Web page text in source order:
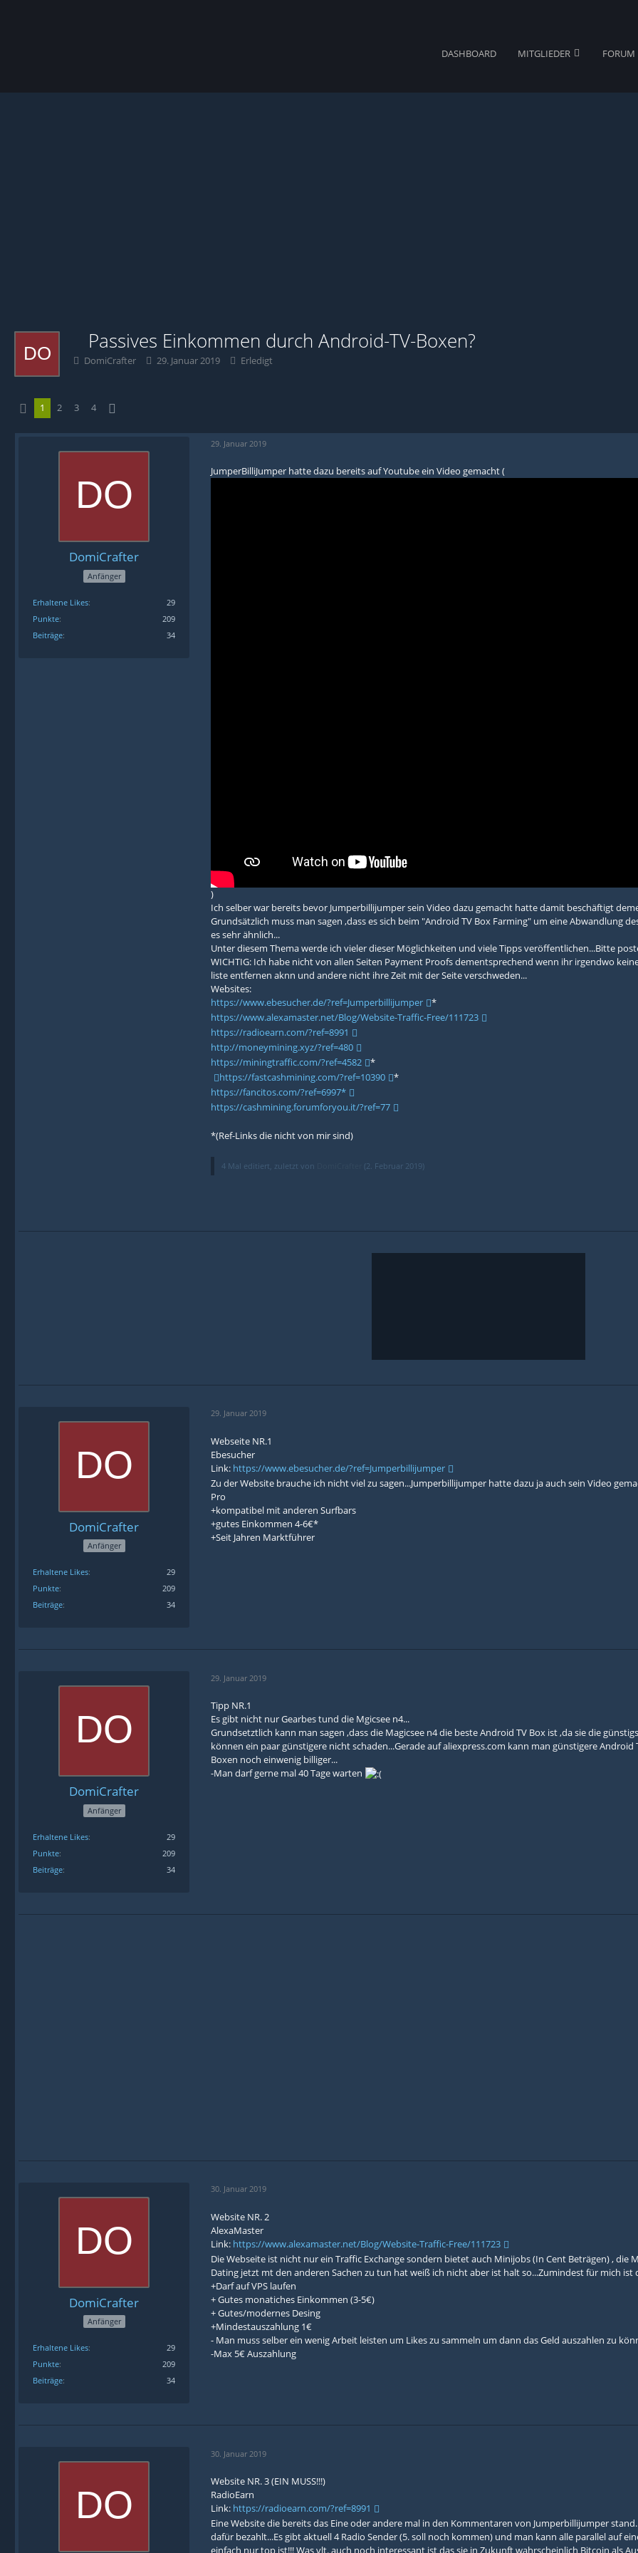
DASHBOARD MITGLIEDER FORUM
Passives Einkommen durch Android-TV-Boxen?
DomiCrafter 29. Januar 2019 Erledigt
1 2 3 4
DomiCrafter
Anfänger
Erhaltene Likes
29
Punkte
209
Beiträge
34
29. Januar 2019
JumperBilliJumper hatte dazu bereits auf Youtube ein Video gemacht (
)
Ich selber war bereits bevor Jumperbillijumper sein Video dazu gemacht hatte damit beschäftigt
Grundsätzlich muss man sagen ,dass es sich beim "Android TV Box Farming" um eine Abwandlung
es sehr ähnlich...
Unter diesem Thema werde ich vieler dieser Möglichkeiten und viele Tipps veröffentlichen...Bitte
WICHTIG: Ich habe nicht von allen Seiten Payment Proofs dementsprechend wenn ihr irgendwo
liste entfernen aknn und andere nicht ihre Zeit mit der Seite verschweden...
Websites:
https://www.ebesucher.de/?ref=Jumperbillijumper
*
https://www.alexamaster.net/Blog/Website-Traffic-Free/111723
https://radioearn.com/?ref=8991
http://moneymining.xyz/?ref=480
https://miningtraffic.com/?ref=4582
*
https://fastcashmining.com/?ref=10390
*
https://fancitos.com/?ref=6997*
https://cashmining.forumforyou.it/?ref=77
*(Ref-Links die nicht von mir sind)
4 Mal editiert, zuletzt von (2. Februar 2019)
DomiCrafter
Anfänger
Erhaltene Likes
29
Punkte
209
Beiträge
34
29. Januar 2019
Webseite NR.1
Ebesucher
Link: https://www.ebesucher.de/?ref=Jumperbillijumper
Zu der Website brauche ich nicht viel zu sagen...Jumperbillijumper hatte dazu ja auch sein Video
Pro
+kompatibel mit anderen Surfbars
+gutes Einkommen 4-6€*
+Seit Jahren Marktführer
DomiCrafter
Anfänger
Erhaltene Likes
29
Punkte
209
Beiträge
34
29. Januar 2019
Tipp NR.1
Es gibt nicht nur Gearbes tund die Mgicsee n4...
Grundsetztlich kann man sagen ,dass die Magicsee n4 die beste Android TV Box ist ,da sie die
können ein paar günstigere nicht schaden...Gerade auf aliexpress.com kann man günstigere
Boxen noch einwenig billiger...
-Man darf gerne mal 40 Tage warten
DomiCrafter
Anfänger
Erhaltene Likes
29
Punkte
209
Beiträge
34
30. Januar 2019
Website NR. 2
AlexaMaster
Link: https://www.alexamaster.net/Blog/Website-Traffic-Free/111723
Die Webseite ist nicht nur ein Traffic Exchange sondern bietet auch Minijobs (In Cent Beträgen) , die
Dating jetzt mt den anderen Sachen zu tun hat weiß ich nicht aber ist halt so...Zumindest für mich ist
+Darf auf VPS laufen
+ Gutes monatiches Einkommen (3-5€)
+ Gutes/modernes Desing
+Mindestauszahlung 1€
- Man muss selber ein wenig Arbeit leisten um Likes zu sammeln um dann das Geld auszahlen zu
-Max 5€ Auszahlung
30. Januar 2019
Website NR. 3 (EIN MUSS!!!)
RadioEarn
Link: https://radioearn.com/?ref=8991
Eine Website die bereits das Eine oder andere mal in den Kommentaren von Jumperbillijumper
dafür bezahlt...Es gibt aktuell 4 Radio Sender (5. soll noch kommen) und man kann alle parallel auf